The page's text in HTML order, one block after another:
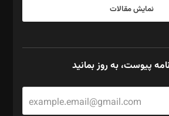
نمایش مقالات
پیوست، به روز بمانید